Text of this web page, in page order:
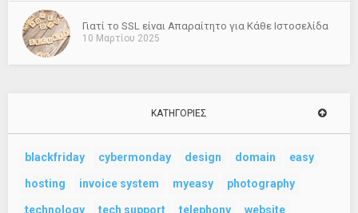
Γιατί το SSL είναι Απαραίτητο για Κάθε Ιστοσελίδα
10 Μαρτίου 2025
ΚΑΤΗΓΟΡΊΕΣ
blackfriday cybermonday design domain easy
hosting invoice system myeasy photography
technology tech support telephony website